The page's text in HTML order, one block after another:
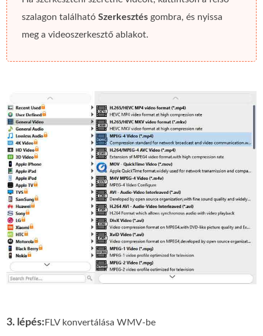
szalagon találhatóSzerkesztés gombra, és nyissa
meg a videoszerkesztő ablakot.
3. lépés: FLV konvertálása WMV-be